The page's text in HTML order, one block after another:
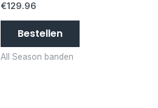
€129.96
Bestellen
All Season banden